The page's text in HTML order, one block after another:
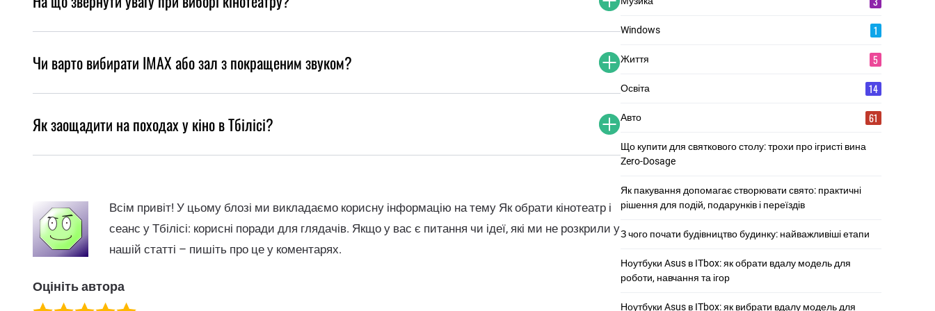
Чи варто вибирати IMAX або зал з покращеним звуком?
Як заощадити на походах у кіно в Тбілісі?
Всім привіт! У цьому блозі ми викладаємо корисну інформацію на тему Як обрати кінотеатр і
сеанс у Тбілісі: корисні поради для глядачів. Якщо у вас є питання чи ідеї, які ми не розкрили у
нашій статті – пишіть про це у коментарях.
Оцініть автора
Windows 1
Життя 5
Освіта 14
Авто 61
Що купити для святкового столу: трохи про ігристі вина
Zero-Dosage
Як пакування допомагає створювати свято: практичні
рішення для подій, подарунків і переїздів
З чого почати будівництво будинку: найважливіші етапи
Ноутбуки Asus в ITbox: як обрати вдалу модель для
роботи, навчання та ігор
Ноутбуки Asus в ITbox: як вибрати вдалу модель для